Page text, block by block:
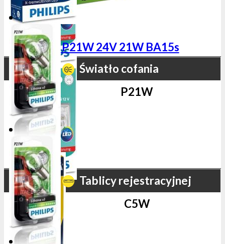
Światło cofania
P21W
Tablicy rejestracyjnej
C5W